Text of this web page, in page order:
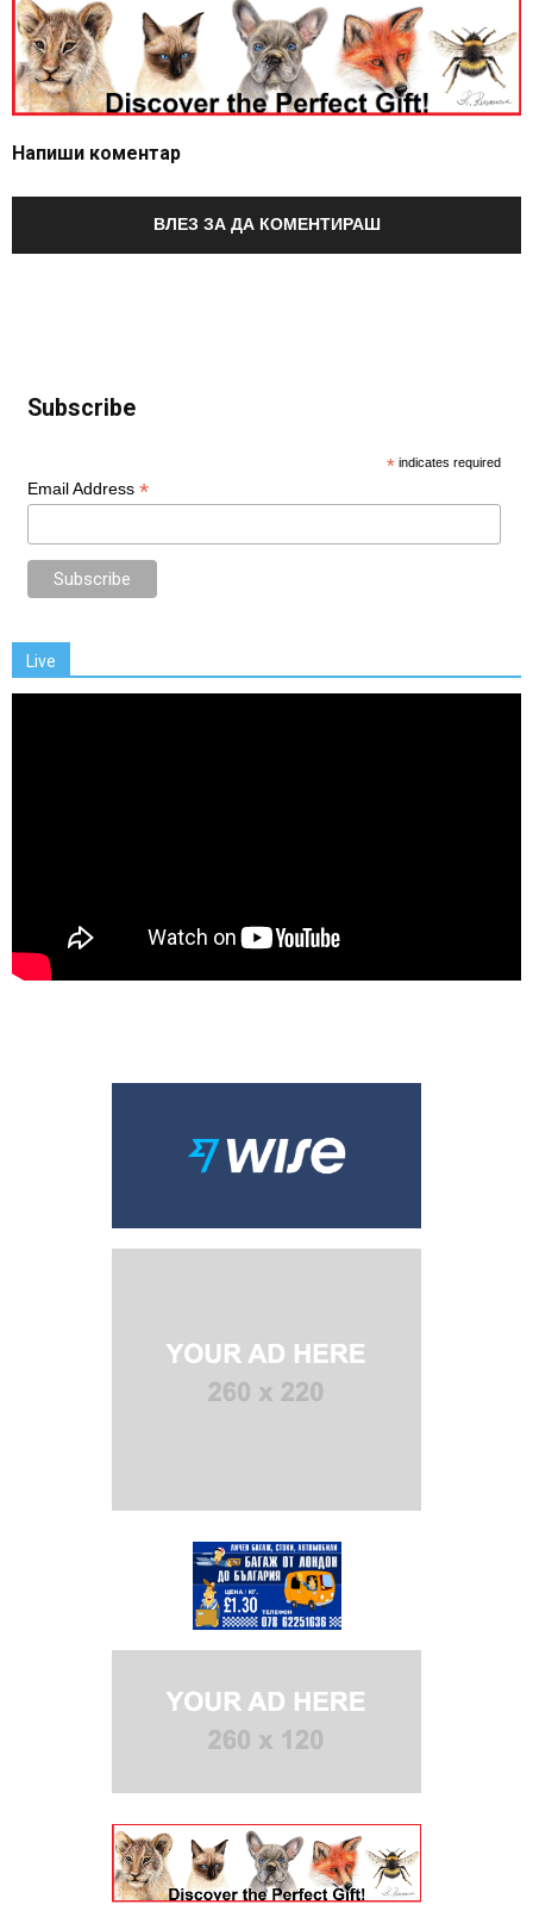
Напиши коментар
ВЛЕЗ ЗА ДА КОМЕНТИРАШ
Subscribe
* indicates required
Email Address *
Live